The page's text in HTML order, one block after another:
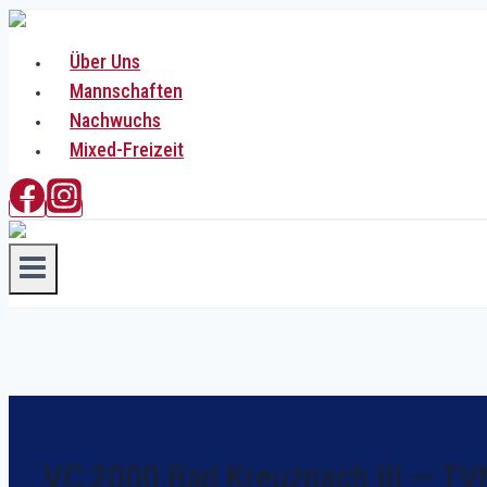
Zum
springen
Über Uns
Mannschaften
Nachwuchs
Mixed-Freizeit
VC 2000 Bad Kreuznach III —